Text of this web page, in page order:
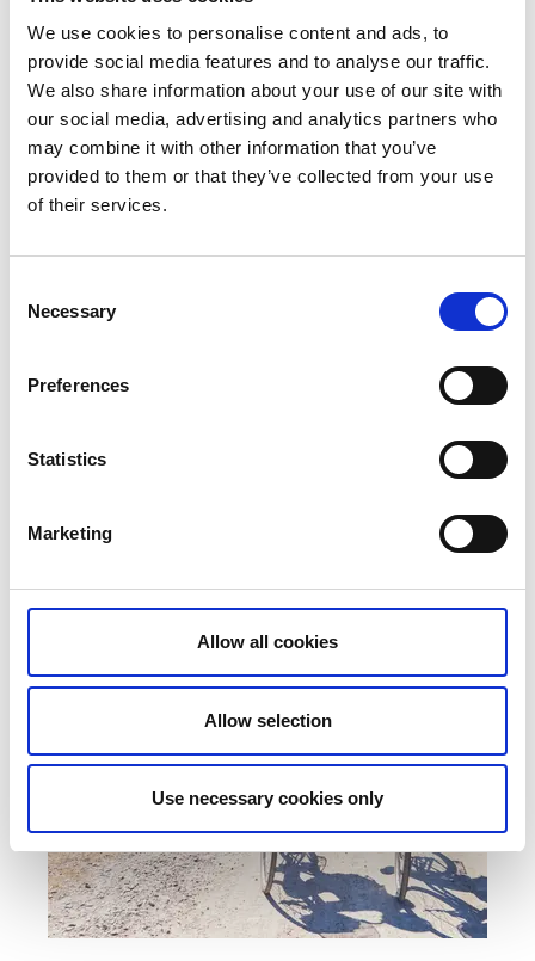
We use cookies to personalise content and ads, to
provide social media features and to analyse our traffic.
We also share information about your use of our site with
our social media, advertising and analytics partners who
may combine it with other information that you’ve
provided to them or that they’ve collected from your use
of their services.
Selection
Necessary
Preferences
Statistics
Marketing
Allow all cookies
Allow selection
Use necessary cookies only
Vandra på Kosteröarna
Under en vandring kommer du att upptäcka massor av
s...
Läs mer om vandring och ladda ner